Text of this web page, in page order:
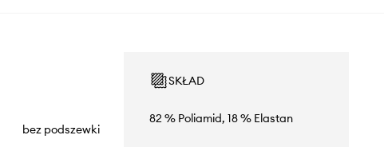
bez podszewki
SKŁAD
82 % Poliamid, 18 % Elastan